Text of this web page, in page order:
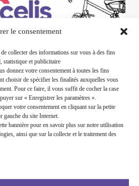
le consentement
collecter des informations sur vous à des fins
statistique et publicitaire
donnez votre consentement à toutes les fins
choisir de spécifier les finalités auxquelles vous
Pour ce faire, il vous suffit de cocher la case
sur « Enregistrer les paramètres ».
votre consentement en cliquant sur la petite
gauche du site Internet.
bannière pour en savoir plus sur notre utilisation
ainsi que sur la collecte et le traitement des